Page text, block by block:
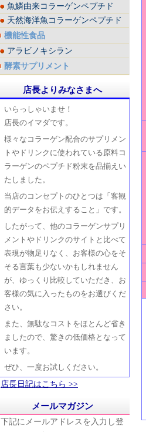
魚鱗由来コラーゲンペプチド
天然海洋魚コラーゲンペプチド
機能性食品
アラビノキシラン
酵素サプリメント
店長よりみなさまへ
いらっしゃいませ！
店長のイマダです。
様々なコラーゲン配合のサプリメン
トやドリンクに使われている原料コ
ラーゲンのペプチド粉末を品揃えい
たしました。
当店のコンセプトのひとつは「客観
的データをお伝えすること」です。
したがって、他のコラーゲンサプリ
メントやドリンクのサイトと比べて
表現が物足りなく、お客様の心をそ
そる言葉も少ないかもしれません
が、ゆっくり比較していただき、お
客様の気に入ったものをお選びくだ
さい。
また、無駄なコストをほとんど省き
ましたので、驚きの低価格となって
います。
ぜひ、一度お試しください。
店長日記はこちら >>
メールマガジン
下記にメールアドレスを入力し登